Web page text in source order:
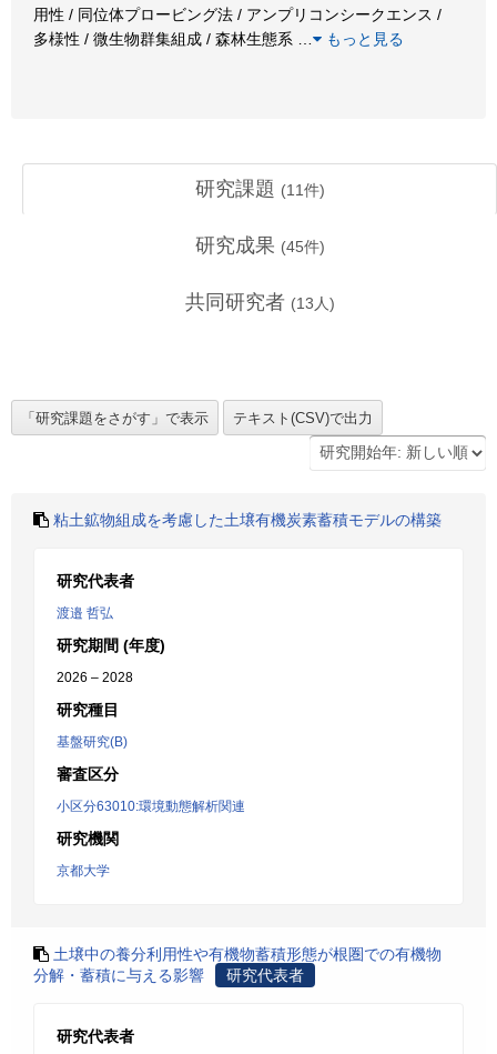
用性 / 同位体プロービング法 / アンプリコンシークエンス /
多様性 / 微生物群集組成 / 森林生態系
もっと見る
研究課題 (11件)
研究成果 (45件)
共同研究者 (13 人)
粘土鉱物組成を考慮した土壌有機炭素蓄積モデルの構築
研究代表者
渡邉 哲弘
研究期間 (年度)
2026 – 2028
研究種目
基盤研究(B)
審査区分
小区分63010:環境動態解析関連
研究機関
京都大学
土壌中の養分利用性や有機物蓄積形態が根圏での有機物
分解・蓄積に与える影響
研究代表者
研究代表者